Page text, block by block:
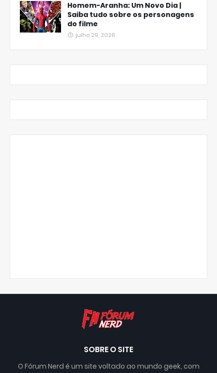
Homem-Aranha: Um Novo Dia |
Saiba tudo sobre os personagens
do filme
julho 29, 2026
SOBRE O SITE
O Fórum Nerd é um site voltado ao mundo geek, com